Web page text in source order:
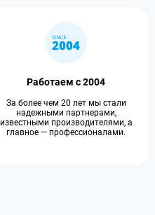
Работаем с 2004
За более чем 20 лет мы стали
надежными партнерами,
известными производителями, а
главное — профессионалами.